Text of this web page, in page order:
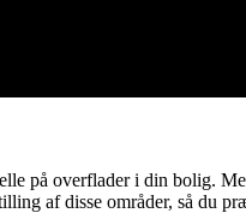
på overflader i din bolig.
af disse områder, så du